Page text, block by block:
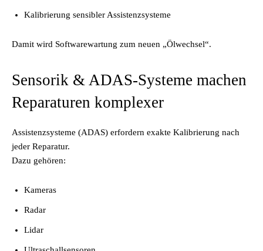
Kalibrierung sensibler Assistenzsysteme
Damit wird Softwarewartung zum neuen „Ölwechsel“.
Sensorik & ADAS-Systeme machen
Reparaturen komplexer
Assistenzsysteme (ADAS) erfordern exakte Kalibrierung nach
jeder Reparatur.
Dazu gehören:
Kameras
Radar
Lidar